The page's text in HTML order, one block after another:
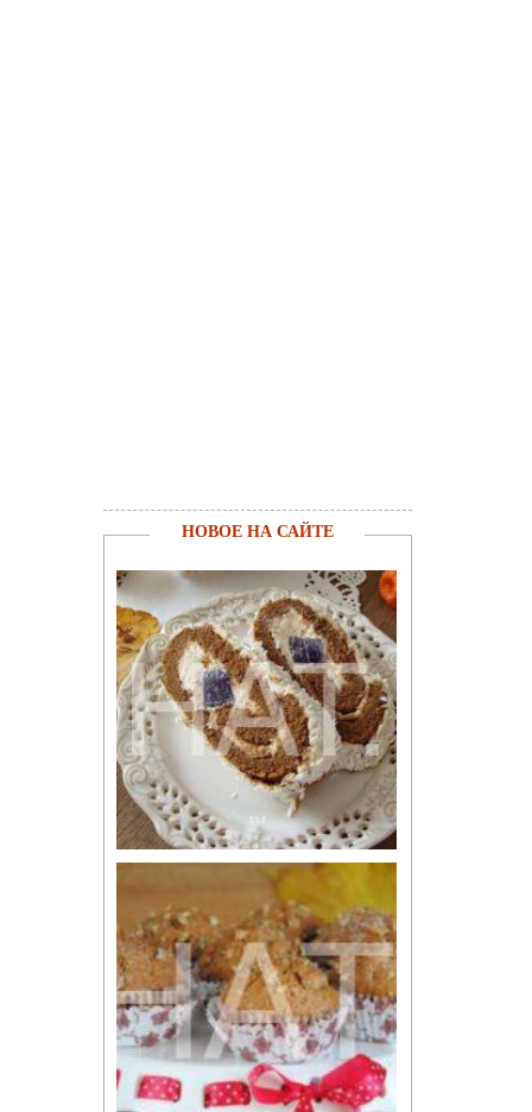
НОВОЕ НА САЙТЕ